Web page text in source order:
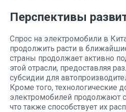
Перспективы
Спрос на электромобили в
продолжить расти в
страны продолжает активно
этой отрасли, предоставляя
субсидии для
Кроме того, технологические
электромобилей продолжают
что также способствует их